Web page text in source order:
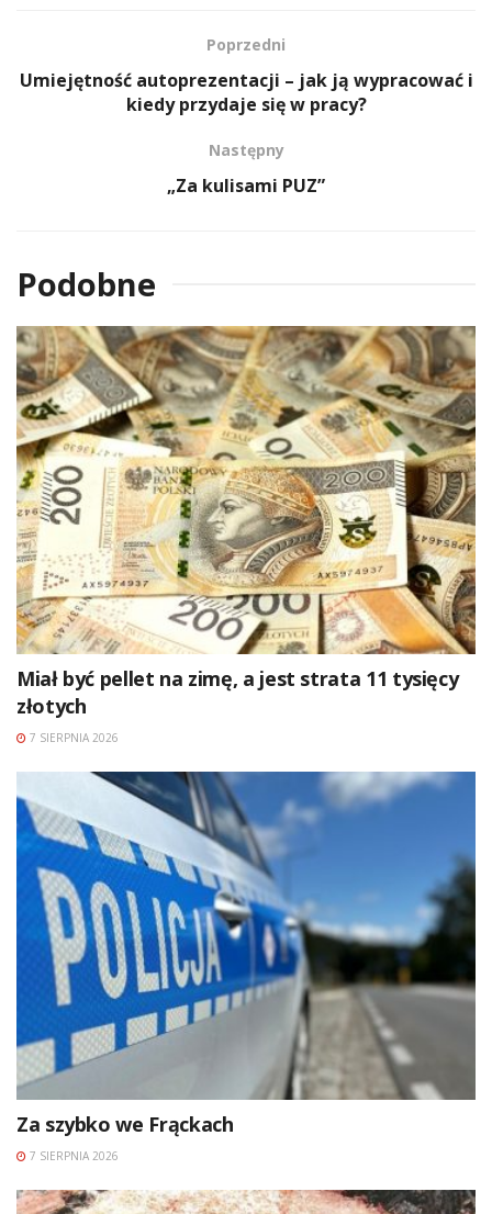
Poprzedni
Umiejętność autoprezentacji – jak ją wypracować i
kiedy przydaje się w pracy?
Następny
„Za kulisami PUZ”
Podobne
Miał być pellet na zimę, a jest strata 11 tysięcy
złotych
7 SIERPNIA 2026
Za szybko we Frąckach
7 SIERPNIA 2026